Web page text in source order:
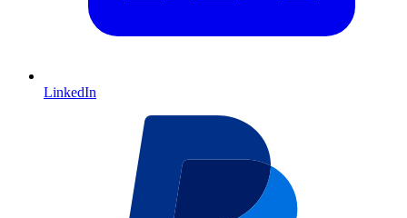
LinkedIn